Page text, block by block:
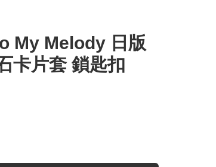
My Melody 日版
卡片套 鎖匙扣